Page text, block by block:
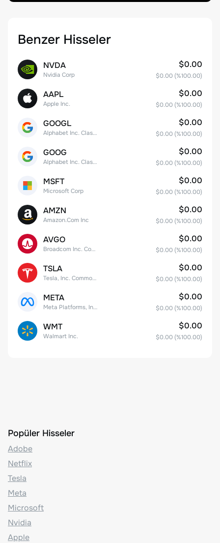
Benzer Hisseler
NVDA
Nvidia Corp
$0.00
$0.00 (%100.00)
AAPL
Apple Inc.
$0.00
$0.00 (%100.00)
GOOGL
Alphabet Inc. Class A Common Stock
$0.00
$0.00 (%100.00)
GOOG
Alphabet Inc. Class C Capital Stock
$0.00
$0.00 (%100.00)
MSFT
Microsoft Corp
$0.00
$0.00 (%100.00)
AMZN
Amazon.Com Inc
$0.00
$0.00 (%100.00)
AVGO
Broadcom Inc. Common Stock
$0.00
$0.00 (%100.00)
TSLA
Tesla, Inc. Common Stock
$0.00
$0.00 (%100.00)
META
Meta Platforms, Inc. Class A Common Stock
$0.00
$0.00 (%100.00)
WMT
Walmart Inc.
$0.00
$0.00 (%100.00)
Popüler Hisseler
Adobe
Netflix
Tesla
Meta
Microsoft
Nvidia
Apple